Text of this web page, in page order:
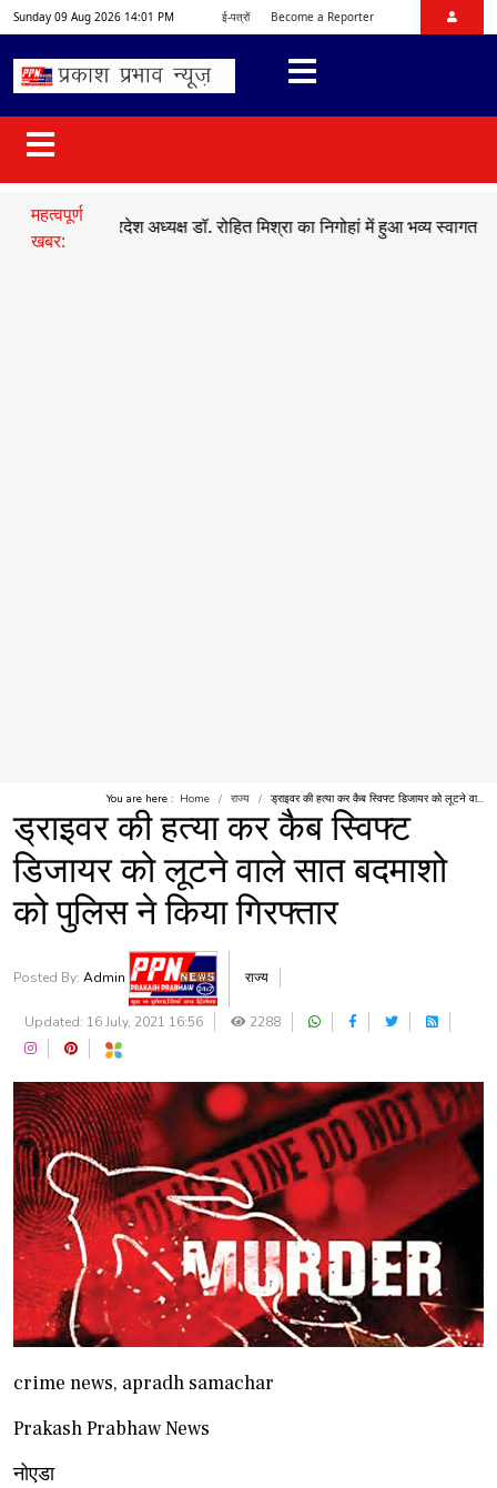
Sunday 09 Aug 2026 14:01 PM ई-पत्रों Become a Reporter
महत्वपूर्ण
खबर:
प्रदेश अध्यक्ष डॉ. रोहित मिश्रा का निगोहां में हुआ भव्य स्वागत ●सड़क
You are here : Home राज्य ड्राइवर की हत्या कर कैब स्विफ्ट डिजायर को लूटने वा...
ड्राइवर की हत्या कर कैब स्विफ्ट
डिजायर को लूटने वाले सात बदमाशो
को पुलिस ने किया गिरफ्तार
Posted By: Admin राज्य
Updated: 16 July, 2021 16:56 2288
crime news, apradh samachar
Prakash Prabhaw News
नोएडा